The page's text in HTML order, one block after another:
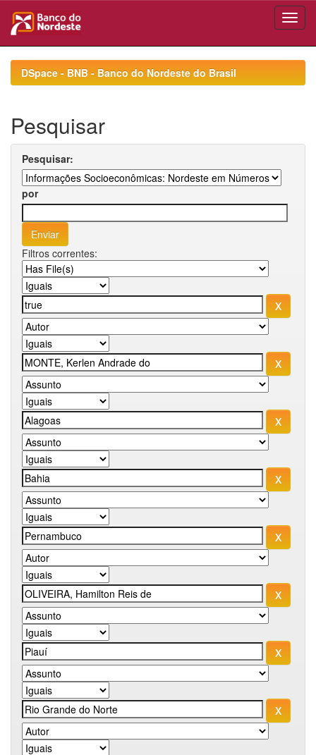
navigationDSpace - BNB - Banco do Nordeste do Brasil
Pesquisar
Pesquisar:
por
Filtros correntes: